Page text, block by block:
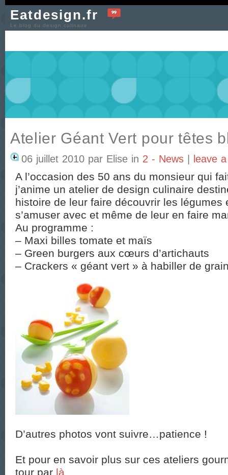
Eatdesign.fr
Le blog du design culinaire
Atelier Géant Vert pour têtes
06 juillet 2010 par Elise in 2 - News leave
A l’occasion des 50 ans du monsieur qui
j’anime un atelier de design culinaire
histoire de leur faire découvrir les légumes
s’amuser avec et même de leur en faire
Au programme :
– Maxi billes tomate et maïs
– Green burgers aux cœurs d’artichauts
– Crackers « géant vert » à habiller de
D’autres photos vont suivre…patience !
Et pour en savoir plus sur ces ateliers
tour par là